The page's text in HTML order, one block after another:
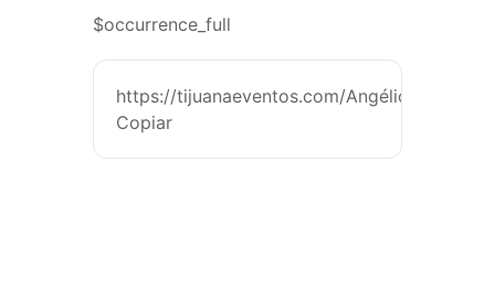
$occurrence_full
https://tijuanaeventos.com/
Copiar